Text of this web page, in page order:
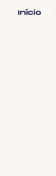
Início